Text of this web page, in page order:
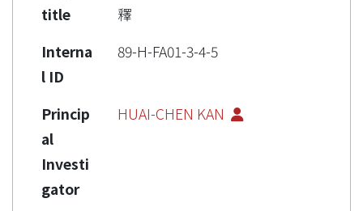
title
釋
Interna
l ID
89-H-FA01-3-4-5
Princip
al
Investi
gator
HUAI-CHEN KAN